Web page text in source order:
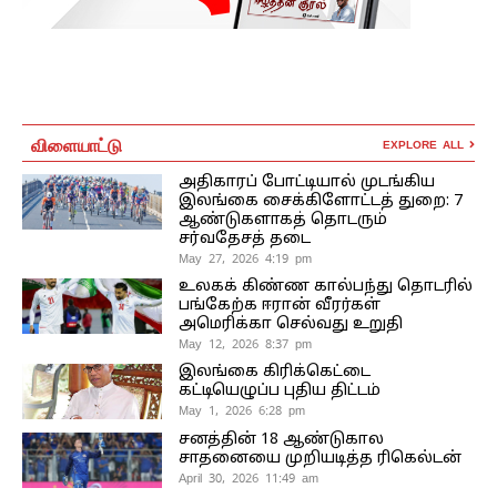
விளையாட்டு EXPLORE ALL
அதிகாரப் போட்டியால் முடங்கிய
இலங்கை சைக்கிளோட்டத் துறை: 7
ஆண்டுகளாகத் தொடரும்
சர்வதேசத் தடை
May 27, 2026 4:19 pm
உலகக் கிண்ண கால்பந்து தொடரில்
பங்கேற்க ஈரான் வீரர்கள்
அமெரிக்கா செல்வது உறுதி
May 12, 2026 8:37 pm
இலங்கை கிரிக்கெட்டை
கட்டியெழுப்ப புதிய திட்டம்
May 1, 2026 6:28 pm
சனத்தின் 18 ஆண்டுகால
சாதனையை முறியடித்த ரிகெல்டன்
April 30, 2026 11:49 am